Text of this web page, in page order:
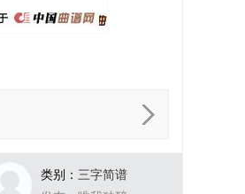
类别： 三字简谱